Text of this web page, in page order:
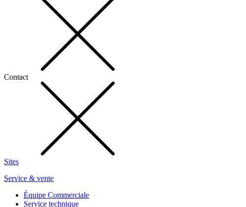
Contact
Sites
Service & vente
Équipe Commerciale
Service technique